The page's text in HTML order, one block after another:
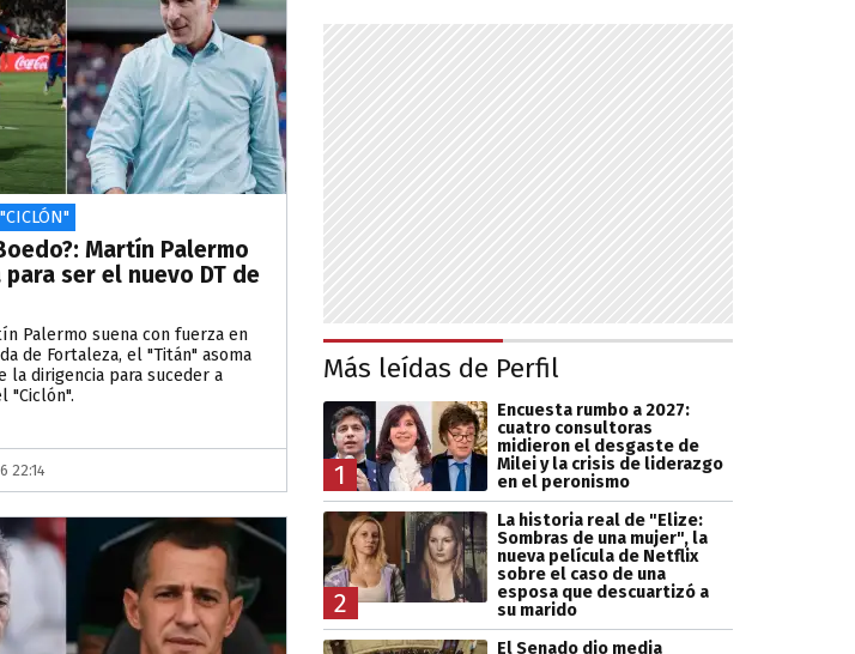
Martín Palermo
ser el nuevo DT de
Palermo suena con fuerza en
de Fortaleza, el "Titán" asoma
la dirigencia para suceder a
"Ciclón".
22:14
Más leídas de Perfil
1
Encuesta rumbo a 2027:
cuatro consultoras
midieron el desgaste de
Milei y la crisis de liderazgo
en el peronismo
2
La historia real de "Elize:
Sombras de una mujer", la
nueva película de Netflix
sobre el caso de una
esposa que descuartizó a
su marido
El Senado dio media